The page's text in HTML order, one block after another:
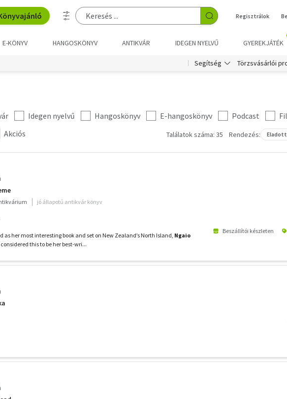
Regisztrálok
E-KÖNYV HANGOSKÖNYV ANTIKVÁR IDEGEN NYELVŰ GYEREKJÁTÉK
Segítség Törzsvásárlói
Idegen nyelvű Hangoskönyv E-hangoskönyv Podcast
Akciós Találatok száma: 35 Rendezés:
jó állapotú antikvár könyv
as her most interesting book and set on New Zealand’s North Island, Ngaio
this to be her best-wri...
Beszállítói készleten